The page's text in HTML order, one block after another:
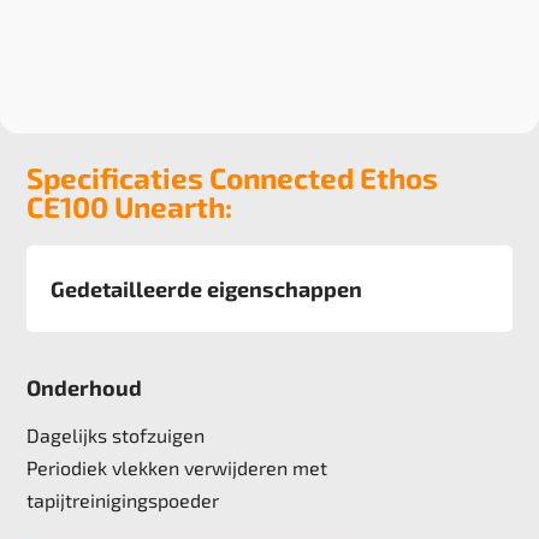
Specificaties Connected Ethos
CE100 Unearth:
Gedetailleerde eigenschappen
Pool
Poolgewicht
624 g/m2
Onderhoud
Dagelijks stofzuigen
Periodiek vlekken verwijderen met
tapijtreinigingspoeder